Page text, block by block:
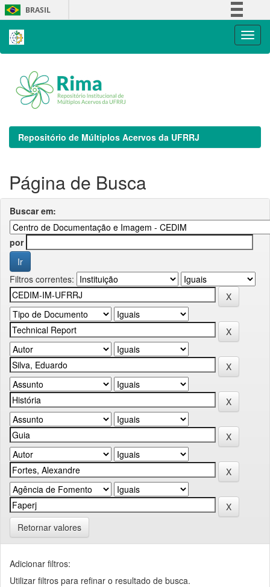
Skip
navigation
BRASIL
Repositório de Múltiplos Acervos da UFRRJ
Página de Busca
Buscar em:
por
Filtros correntes:
Retornar valores
Adicionar filtros:
Utilizar filtros para refinar o resultado de busca.